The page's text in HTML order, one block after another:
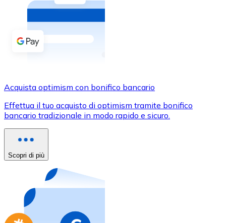
Acquista criptovalute in contanti e altri mezzi di
Acquista con contanti
Bonifico SEPA
Usa le carte Visa e Mastercard per acquistare
Acquista con carta
Acquista gift card dei tuoi marchi preferiti con
Vai al negozio di carte regalo
Acquista optimism con bonifico bancario
Effettua il tuo acquisto di optimism tramite bonifico
bancario tradizionale in modo rapido e sicuro.
Scopri di più